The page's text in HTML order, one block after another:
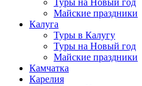
Майские праздники
Калуга
Туры в Калугу
Туры на Новый год
Майские праздники
Камчатка
Карелия